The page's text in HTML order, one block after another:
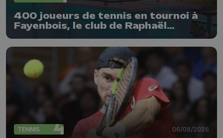
400 joueurs de tennis en tournoi à
Fayenbois, le club de Raphaël
TENNIS 06/08/2026